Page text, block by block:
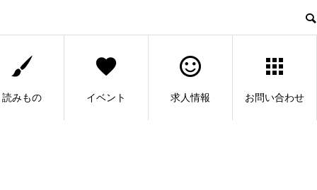
読みもの イベント 求人情報 お問い合わせ